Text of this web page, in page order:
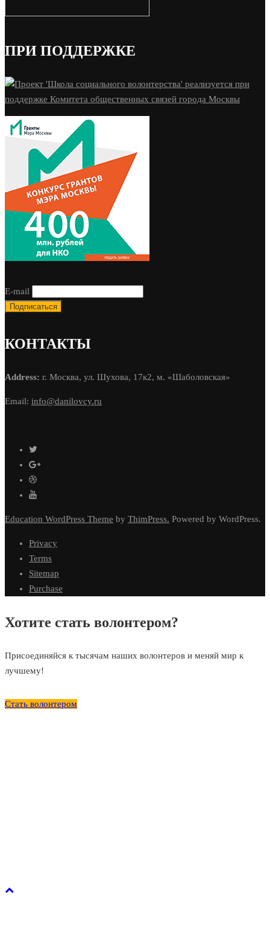
ПРИ ПОДДЕРЖКЕ
E-mail
КОНТАКТЫ
Address: г. Москва, ул. Шухова, 17к2, м. «Шаболовская»
Email: info@danilovcy.ru
Education WordPress Theme by ThimPress. Powered by WordPress.
Privacy
Terms
Sitemap
Purchase
Хотите стать волонтером?
Присоединяйся к тысячам наших волонтеров и меняй мир к
лучшему!
Стать волонтером